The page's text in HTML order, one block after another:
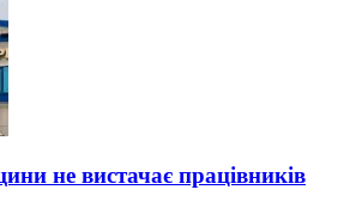
не вистачає працівників